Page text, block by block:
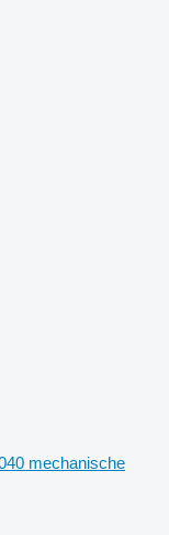
mechanische